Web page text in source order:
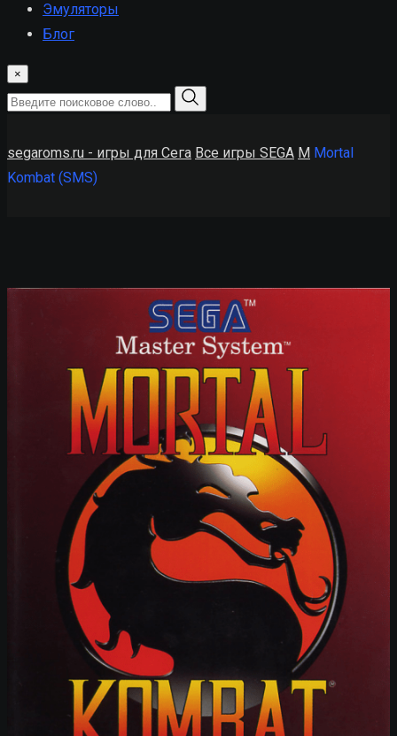
Эмуляторы
Блог
×
segaroms.ru - игры для Сега Все игры SEGA M Mortal
Kombat (SMS)